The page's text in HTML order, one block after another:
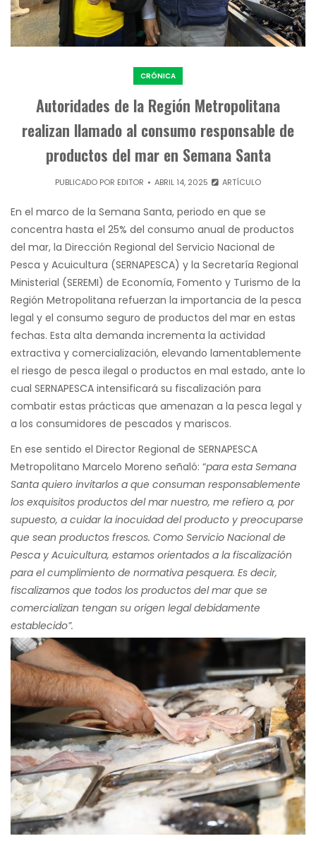
CRÓNICA
Autoridades de la Región Metropolitana
realizan llamado al consumo responsable de
productos del mar en Semana Santa
PUBLICADO POR EDITOR ABRIL 14, 2025 ARTÍCULO
En el marco de la Semana Santa, periodo en que se
concentra hasta el 25% del consumo anual de productos
del mar, la Dirección Regional del Servicio Nacional de
Pesca y Acuicultura (SERNAPESCA) y la Secretaría Regional
Ministerial (SEREMI) de Economía, Fomento y Turismo de la
Región Metropolitana refuerzan la importancia de la pesca
legal y el consumo seguro de productos del mar en estas
fechas. Esta alta demanda incrementa la actividad
extractiva y comercialización, elevando lamentablemente
el riesgo de pesca ilegal o productos en mal estado, ante lo
cual SERNAPESCA intensificará su fiscalización para
combatir estas prácticas que amenazan a la pesca legal y
a los consumidores de pescados y mariscos.
En ese sentido el Director Regional de SERNAPESCA
Metropolitano Marcelo Moreno señaló: “para esta Semana
Santa quiero invitarlos a que consuman responsablemente
los exquisitos productos del mar nuestro, me refiero a, por
supuesto, a cuidar la inocuidad del producto y preocuparse
que sean productos frescos. Como Servicio Nacional de
Pesca y Acuicultura, estamos orientados a la fiscalización
para el cumplimiento de normativa pesquera. Es decir,
fiscalizamos que todos los productos del mar que se
comercializan tengan su origen legal debidamente
establecido”.